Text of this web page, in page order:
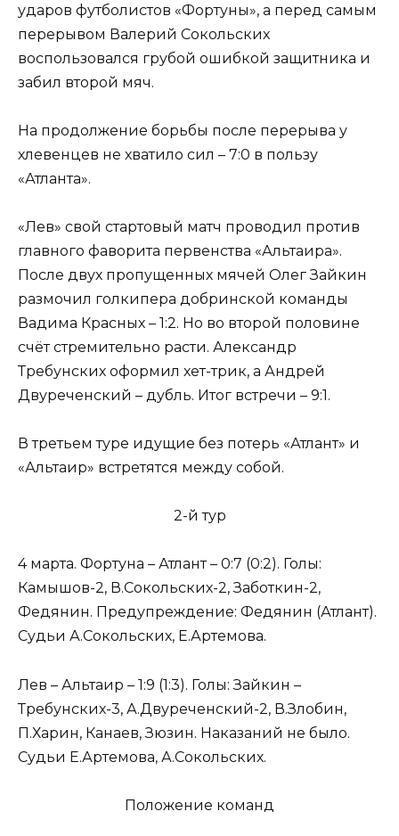
ударов футболистов «Фортуны», а перед самым
перерывом Валерий Сокольских
воспользовался грубой ошибкой защитника и
забил второй мяч.
На продолжение борьбы после перерыва у
хлевенцев не хватило сил – 7:0 в пользу
«Атланта».
«Лев» свой стартовый матч проводил против
главного фаворита первенства «Альтаира».
После двух пропущенных мячей Олег Зайкин
размочил голкипера добринской команды
Вадима Красных – 1:2. Но во второй половине
счёт стремительно расти. Александр
Требунских оформил хет-трик, а Андрей
Двуреченский – дубль. Итог встречи – 9:1.
В третьем туре идущие без потерь «Атлант» и
«Альтаир» встретятся между собой.
2-й тур
4 марта. Фортуна – Атлант – 0:7 (0:2). Голы:
Камышов-2, В.Сокольских-2, Заботкин-2,
Федянин. Предупреждение: Федянин (Атлант).
Судьи А.Сокольских, Е.Артемова.
Лев – Альтаир – 1:9 (1:3). Голы: Зайкин –
Требунских-3, А.Двуреченский-2, В.Злобин,
П.Харин, Канаев, Зюзин. Наказаний не было.
Судьи Е.Артемова, А.Сокольских.
Положение команд